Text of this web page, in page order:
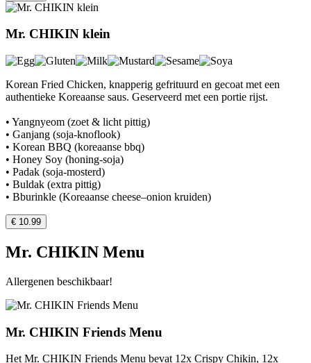
Mr. CHIKIN klein
Korean Fried Chicken, knapperig gefrituurd en gecoat met een
authentieke Koreaanse saus. Geserveerd met een portie rijst.
• Yangnyeom (zoet & licht pittig)
• Ganjang (soja-knoflook)
• Korean BBQ (koreaanse bbq)
• Honey Soy (honing-soja)
• Padak (soja-mosterd)
• Buldak (extra pittig)
• Bburinkle (Koreaanse cheese–onion kruiden)
€ 10.99
Mr. CHIKIN Menu
Allergenen beschikbaar!
Mr. CHIKIN Friends Menu
Het Mr. CHIKIN Friends Menu bevat 12x Crispy Chikin, 12x